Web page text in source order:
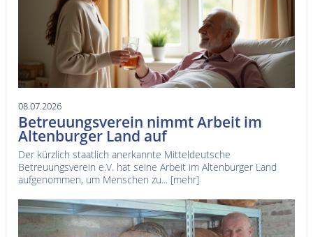
08.07.2026
Betreuungsverein nimmt Arbeit im
Altenburger Land auf
Der kürzlich staatlich anerkannte Mitteldeutsche
Betreuungsverein e.V. hat seine Arbeit im Altenburger Land
aufgenommen, um Menschen zu... [mehr]